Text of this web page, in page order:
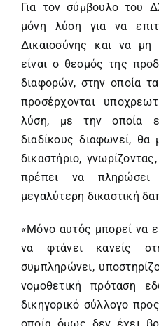
Για τον σύμβουλο του
μόνη λύση για να
Δικαιοσύνης και να μη
είναι ο θεσμός της
διαφορών, στην οποία
προσέρχονται
λύση, με την οποία
διαδίκους διαφωνεί,
δικαστήριο,
πρέπει να
μεγαλύτερη δικαστική
«Μόνο αυτός μπορεί να
να φτάνει κανείς
συμπληρώνει,
νομοθετική πρόταση
δικηγορικό σύλλογο